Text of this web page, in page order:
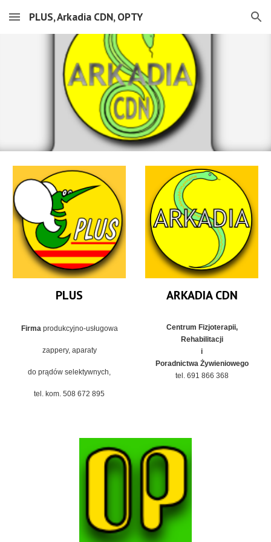
Skip to main content Skip to navigation
PLUS, Arkadia CDN, OPTY
PLUS
Firmaprodukcyjno-usługowa
zappery, aparaty
do prądów selektywnych,
tel. kom. 508 672 895
ARKADIA CDN
Centrum Fizjoterapii,
Rehabilitacji
i
Poradnictwa Żywieniowego
tel. 691 866 368